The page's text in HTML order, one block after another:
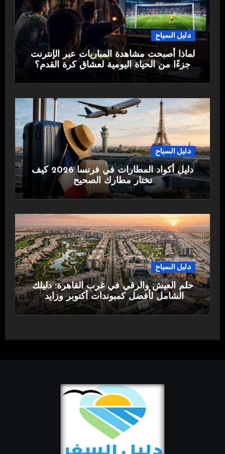
دليل السياح
لماذا أصبحت مشاهدة المباريات عبر الإنترنت
جزءًا من الحياة اليومية لعشاق كرة القدم؟
دليل السياح
دليل أكواد المطارات في فرنسا 2026 كيف
تختار مطارك الصحيح
دليل السياح
حلم العيش والرقي في غرب القاهرة: دليلك
الشامل لأفضل كمبوندات أكتوبر وزايد